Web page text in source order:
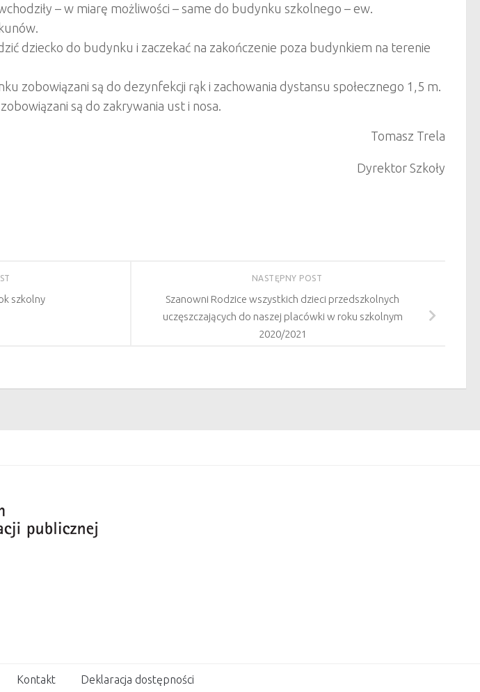
– w miarę możliwości – same do budynku szkolnego – ew.
dziecko do budynku i zaczekać na zakończenie poza budynkiem na terenie
zobowiązani są do dezynfekcji rąk i zachowania dystansu społecznego 1,5 m.
są do zakrywania ust i nosa.
Tomasz Trela
Dyrektor Szkoły
NASTĘPNY POST
Szanowni Rodzice wszystkich dzieci przedszkolnych
uczęszczających do naszej placówki w roku szkolnym
2020/2021
szkolny
Kontakt Deklaracja dostępności